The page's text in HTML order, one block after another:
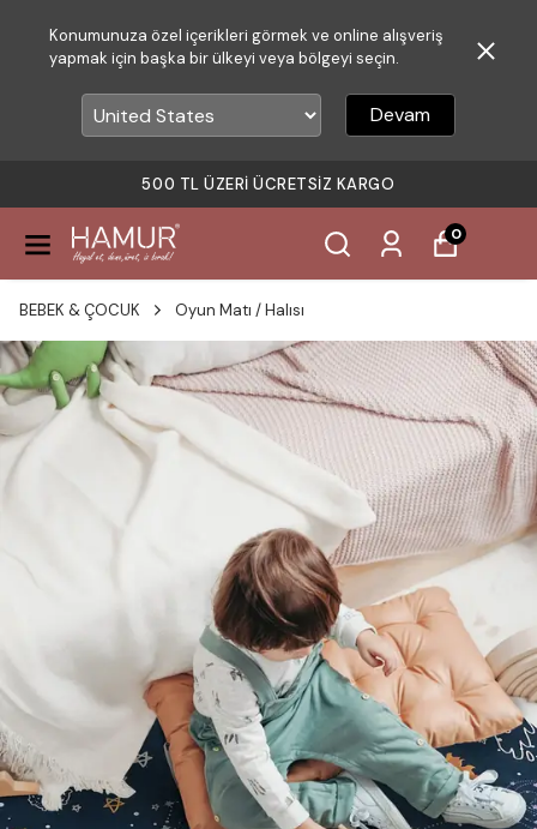
Konumunuza özel içerikleri görmek ve online alışveriş
yapmak için başka bir ülkeyi veya bölgeyi seçin.
Devam
500 TL ÜZERI ÜCRETSIZ KARGO
0
BEBEK & ÇOCUK Oyun Matı / Halısı